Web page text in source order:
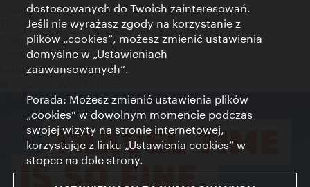
Zgoda na przetwarzanie danych osobowych
Terms of Use
Dostępność
Kontakt prasowy
Ustawienia cookies
dostosowanych do Twoich zainteresowań.
Jeśli nie wyrażasz zgody na korzystanie z
plików „cookies”, możesz zmienić ustawienia
domyślne w „Ustawieniach
zaawansowanych”.
Porada: Możesz zmienić ustawienia plików
„cookies” w dowolnym momencie podczas
swojej wizyty na stronie internetowej,
korzystając z linku „Ustawienia cookies” w
stopce na dole strony.